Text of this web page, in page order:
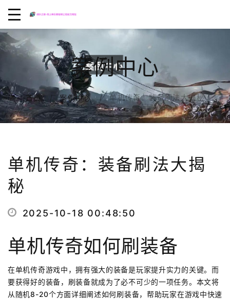
案例中心
首页 案例中心 单机传奇：装备刷法大揭秘
单机传奇：装备刷法大揭
秘
2025-10-18 00:48:50
单机传奇如何刷装备
在单机传奇游戏中，拥有强大的装备是玩家提升实力的关键。而
要获得好的装备，刷装备就成为了必不可少的一项任务。本文将
从随机8-20个方面详细阐述如何刷装备，帮助玩家在游戏中快速